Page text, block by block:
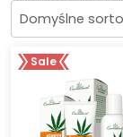
Sale